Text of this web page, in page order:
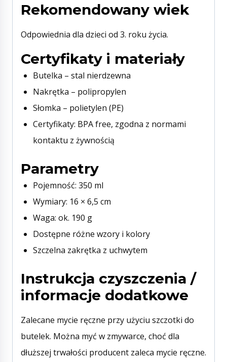
Rekomendowany wiek
Odpowiednia dla dzieci od 3. roku życia.
Certyfikaty i materiały
Butelka – stal nierdzewna
Nakrętka – polipropylen
Słomka – polietylen (PE)
Certyfikaty: BPA free, zgodna z normami
kontaktu z żywnością
Parametry
Pojemność: 350 ml
Wymiary: 16 × 6,5 cm
Waga: ok. 190 g
Dostępne różne wzory i kolory
Szczelna zakrętka z uchwytem
Instrukcja czyszczenia /
informacje dodatkowe
Zalecane mycie ręczne przy użyciu szczotki do
butelek. Można myć w zmywarce, choć dla
dłuższej trwałości producent zaleca mycie ręczne.